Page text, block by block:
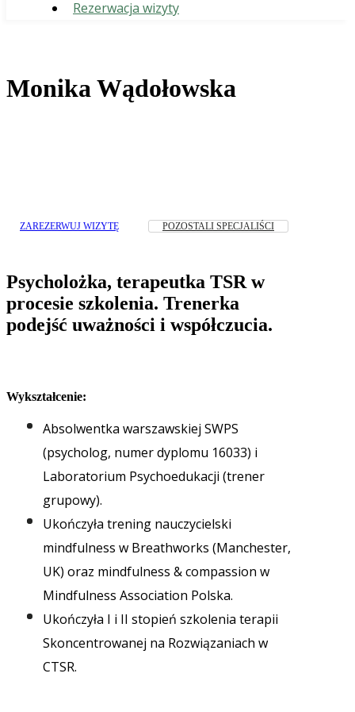
Rezerwacja wizyty
Monika Wądołowska
ZAREZERWUJ WIZYTĘ POZOSTALI SPECJALIŚCI
Psycholożka, terapeutka TSR w
procesie szkolenia. Trenerka
podejść uważności i współczucia.
Wykształcenie:
Absolwentka warszawskiej SWPS
(psycholog, numer dyplomu 16033) i
Laboratorium Psychoedukacji (trener
grupowy).
Ukończyła trening nauczycielski
mindfulness w Breathworks (Manchester,
UK) oraz mindfulness & compassion w
Mindfulness Association Polska.
Ukończyła I i II stopień szkolenia terapii
Skoncentrowanej na Rozwiązaniach w
CTSR.